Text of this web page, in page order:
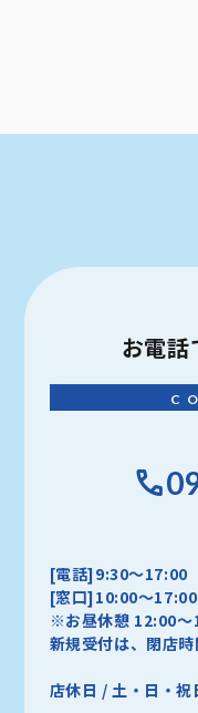
お電話
[電話]9:30～17:00
[窓口]10:00～17:00
※お昼休憩 12:00～
新規受付は、閉店時
店休日 / 土・日・